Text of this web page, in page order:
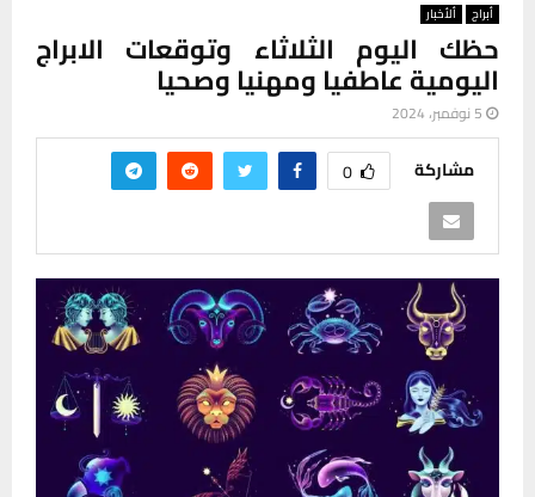
أبراج ألأخبار
حظك اليوم الثلاثاء وتوقعات الابراج
اليومية عاطفيا ومهنيا وصحيا
5 نوفمبر، 2024
مشاركة 0